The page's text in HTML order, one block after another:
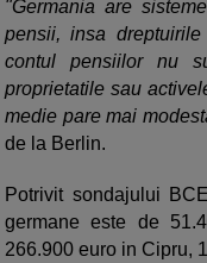
"Germania are
pensii, insa
contul pensiilor nu
proprietatile sau
medie pare mai
de la Berlin.
Potrivit sondajului
germane este de
266.900 euro in Cipru,